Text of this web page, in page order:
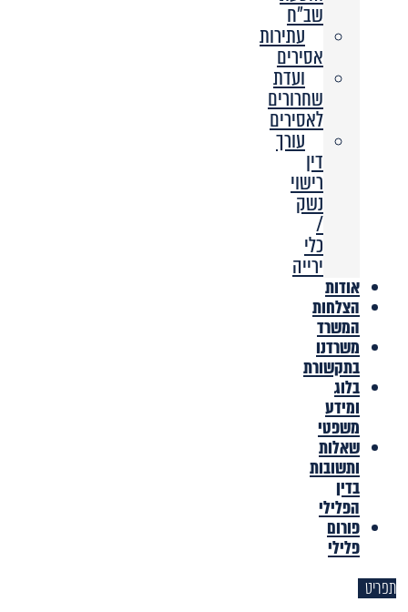
שב”ח
עתירות
אסירים
ועדת
שחרורים
לאסירים
עורך
דין
רישוי
נשק
/
כלי
ירייה
אודות
הצלחות
המשרד
משרדנו
בתקשורת
בלוג
ומידע
משפטי
שאלות
ותשובות
בדין
הפלילי
פורום
פלילי
תפריט